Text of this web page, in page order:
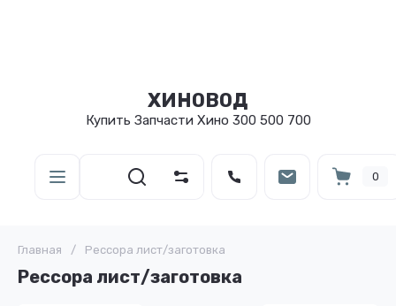
ХИНОВОД
Купить Запчасти Хино 300 500 700
0
Главная / Рессора лист/заготовка
Рессора лист/заготовка